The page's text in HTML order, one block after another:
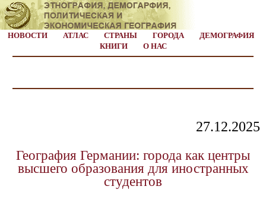
НОВОСТИ АТЛАС СТРАНЫ ГОРОДА
ДЕМОГРАФИЯ
КНИГИ
О НАС
27.12.2025
География Германии: города как центры
высшего образования для иностранных
студентов